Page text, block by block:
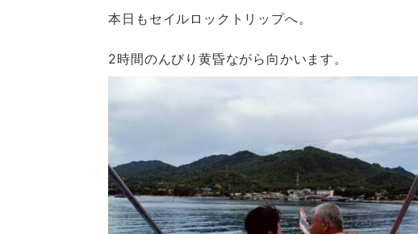
本日もセイルロックトリップへ。
2時間のんびり黄昏ながら向かいます。